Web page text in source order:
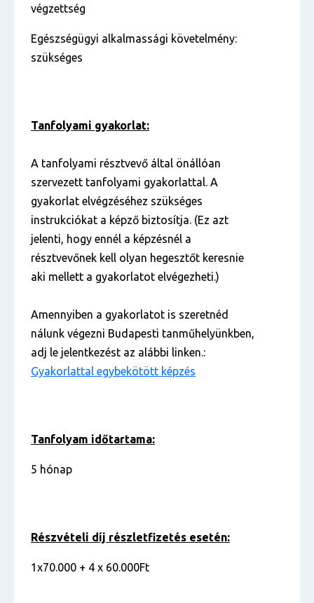
végzettség
Egészségügyi alkalmassági követelmény:
szükséges
Tanfolyami gyakorlat:
A tanfolyami résztvevő által önállóan
szervezett tanfolyami gyakorlattal. A
gyakorlat elvégzéséhez szükséges
instrukciókat a képző biztosítja. (Ez azt
jelenti, hogy ennél a képzésnél a
résztvevőnek kell olyan hegesztőt keresnie
aki mellett a gyakorlatot elvégezheti.)
Amennyiben a gyakorlatot is szeretnéd
nálunk végezni Budapesti tanműhelyünkben,
adj le jelentkezést az alábbi linken.:
Gyakorlattal egybekötött képzés
Tanfolyam időtartama:
5 hónap
Részvételi díj részletfizetés esetén:
1x70.000 + 4 x 60.000Ft